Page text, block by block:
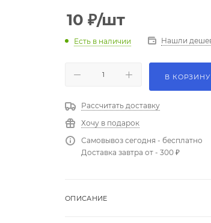
10 ₽/шт
Есть в наличии Нашли
В КОРЗИНУ
Рассчитать доставку
Хочу в подарок
Самовывоз сегодня - бесплатно
Доставка завтра от - 300 ₽
ОПИСАНИЕ